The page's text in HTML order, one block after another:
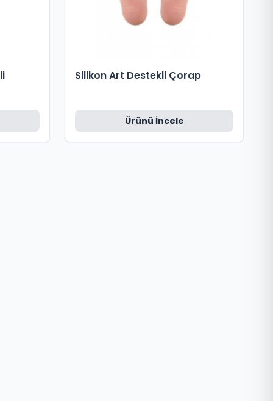
Silikon Art Destekli Çorap
Ürünü İncele